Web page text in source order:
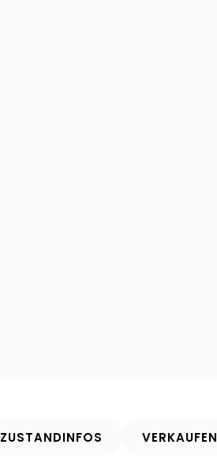
ZUSTANDINFOS VERKAUFEN